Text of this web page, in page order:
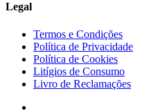
Legal
Termos e Condições
Política de Privacidade
Política de Cookies
Litígios de Consumo
Livro de Reclamações